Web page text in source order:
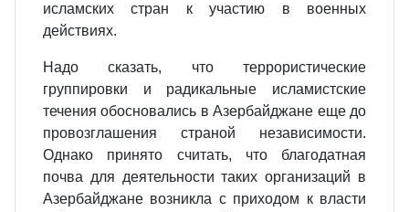
исламских стран к участию в военных
действиях.
Надо сказать, что террористические
группировки и радикальные исламистские
течения обосновались в Азербайджане еще до
провозглашения страной независимости.
Однако принято считать, что благодатная
почва для деятельности таких организаций в
Азербайджане возникла с приходом к власти